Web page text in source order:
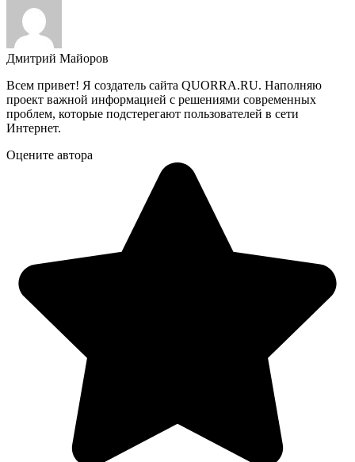
Дмитрий Майоров
Всем привет! Я создатель сайта QUORRA.RU. Наполняю
проект важной информацией с решениями современных
проблем, которые подстерегают пользователей в сети
Интернет.
Оцените автора